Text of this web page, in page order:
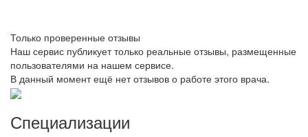
Только проверенные отзывы
Наш сервис публикует только реальные отзывы, размещенные
пользователями на нашем сервисе.
В данный момент ещё нет отзывов о работе этого врача.
Специализации